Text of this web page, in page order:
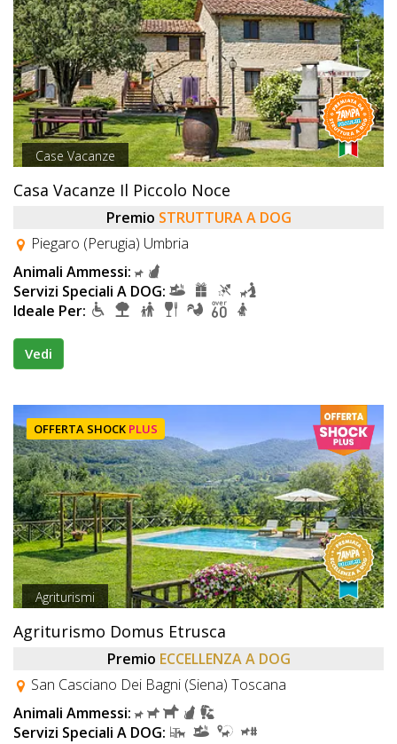
Case Vacanze
Casa Vacanze Il Piccolo Noce
Premio STRUTTURA A DOG
Piegaro (Perugia) Umbria
Animali Ammessi:
Servizi Speciali A DOG:
Ideale Per:
Vedi
OFFERTA SHOCK PLUS
Agriturismi
Agriturismo Domus Etrusca
Premio ECCELLENZA A DOG
San Casciano Dei Bagni (Siena) Toscana
Animali Ammessi:
Servizi Speciali A DOG: